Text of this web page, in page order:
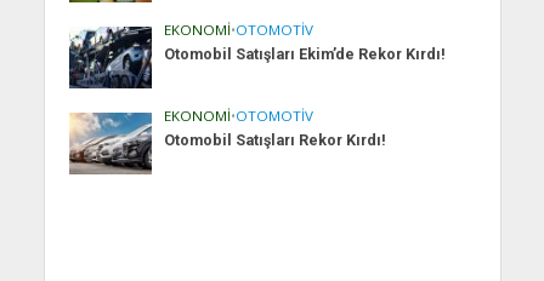
EKONOMI•OTOMOTIV
Otomobil Satışları Ekim’de Rekor Kırdı!
EKONOMI•OTOMOTIV
Otomobil Satışları Rekor Kırdı!